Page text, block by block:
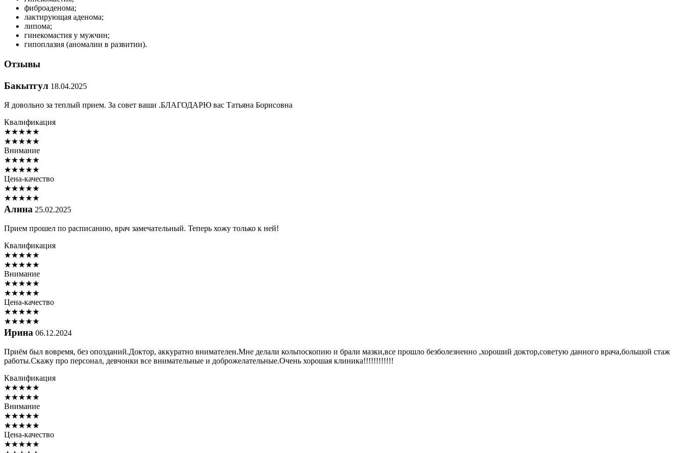
фиброаденома;
лактирующая аденома;
липома;
гинекомастия у мужчин;
гипоплазия (аномалии в развитии).
Отзывы
Бакытгул 18.04.2025
Я довольно за теплый прием. За совет ваши .БЛАГОДАРЮ вас Татьяна Борисовна
Квалификация
★★★★★
★★★★★
Внимание
★★★★★
★★★★★
Цена-качество
★★★★★
★★★★★
Алина 25.02.2025
Прием прошел по расписанию, врач замечательный. Теперь хожу только к ней!
Квалификация
★★★★★
★★★★★
Внимание
★★★★★
★★★★★
Цена-качество
★★★★★
★★★★★
Ирина 06.12.2024
Приём был вовремя, без опозданий.Доктор, аккуратно внимателен.Мне делали кольпоскопию и брали мазки,все прошло безболезненно ,хороший доктор,советую данного врача,большой стаж
работы.Скажу про персонал, девчонки все внимательные и доброжелательные.Очень хорошая клиника!!!!!!!!!!!!
Квалификация
★★★★★
★★★★★
Внимание
★★★★★
★★★★★
Цена-качество
★★★★★